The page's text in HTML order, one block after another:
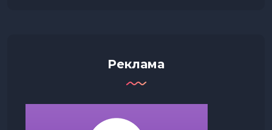
Реклама